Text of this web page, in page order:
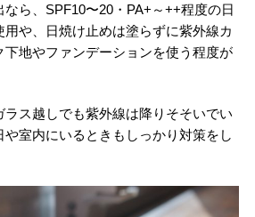
ら、SPF10〜20・PA+～++程度の日
や、日焼け止めは塗らずに紫外線カ
下地やファンデーションを使う程度が
ラス越しでも紫外線は降りそそいでい
や室内にいるときもしっかり対策をし